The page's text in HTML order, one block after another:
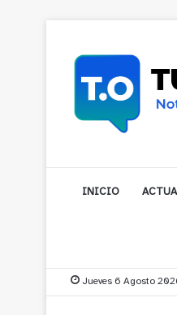
INICIO
Jueves 6 Agosto